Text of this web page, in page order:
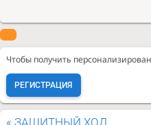
Чтобы получить
РЕГИСТРАЦИЯ
« ЗАЩИТНЫЙ ХОД